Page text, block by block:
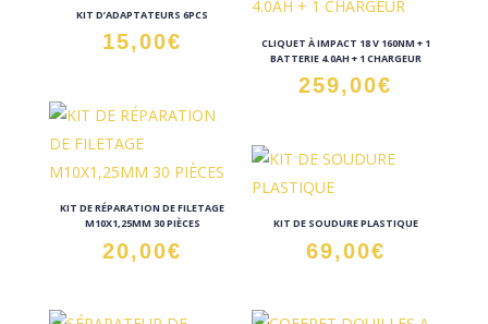
KIT D’ADAPTATEURS 6PCS
15,00€
CLIQUET À IMPACT 18 V 160NM + 1
BATTERIE 4.0AH + 1 CHARGEUR
259,00€
KIT DE RÉPARATION DE FILETAGE
M10X1,25MM 30 PIÈCES
20,00€
KIT DE SOUDURE PLASTIQUE
69,00€